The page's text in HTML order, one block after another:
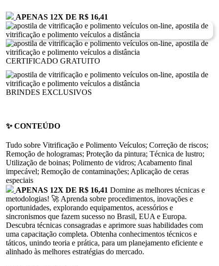
APENAS 12X DE R$ 16,41
CERTIFICADO GRATUITO
BRINDES EXCLUSIVOS
✨ CONTEÚDO
Tudo sobre Vitrificação e Polimento Veículos; Correção de riscos;
Remoção de hologramas; Proteção da pintura; Técnica de lustro;
Utilização de boinas; Polimento de vidros; Acabamento final
impecável; Remoção de contaminações; Aplicação de ceras
especiais
APENAS 12X DE R$ 16,41 Domine as melhores técnicas e
metodologias! 🚀 Aprenda sobre procedimentos, inovações e
oportunidades, explorando equipamentos, acessórios e
sincronismos que fazem sucesso no Brasil, EUA e Europa.
Descubra técnicas consagradas e aprimore suas habilidades com
uma capacitação completa.Obtenha conhecimentos técnicos e
táticos, unindo teoria e prática, para um planejamento eficiente e
alinhado às melhores estratégias do mercado.